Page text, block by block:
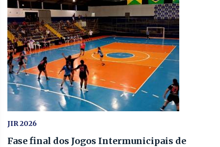
JIR 2026
Fase final dos Jogos Intermunicipais de